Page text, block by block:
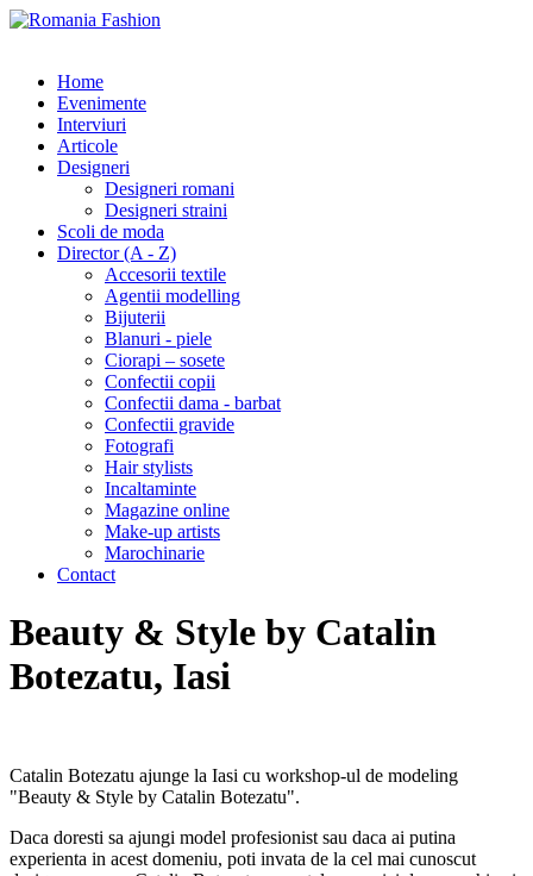
Home
Evenimente
Interviuri
Articole
Designeri
Designeri romani
Designeri straini
Scoli de moda
Director (A - Z)
Accesorii textile
Agentii modelling
Bijuterii
Blanuri - piele
Ciorapi – sosete
Confectii copii
Confectii dama - barbat
Confectii gravide
Fotografi
Hair stylists
Incaltaminte
Magazine online
Make-up artists
Marochinarie
Contact
Beauty & Style by Catalin
Botezatu, Iasi
Catalin Botezatu ajunge la Iasi cu workshop-ul de modeling
"Beauty & Style by Catalin Botezatu".
Daca doresti sa ajungi model profesionist sau daca ai putina
experienta in acest domeniu, poti invata de la cel mai cunoscut